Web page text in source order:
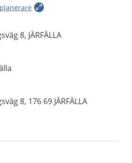
8, JÄRFÄLLA
8, 176 69 JÄRFÄLLA